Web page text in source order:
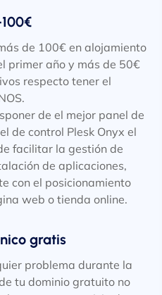
de 100€ en alojamiento
primer año y más de 50€
respecto tener el
de el mejor panel de
de control Plesk Onyx el
facilitar la gestión de
de aplicaciones,
con el posicionamiento
web o tienda online.
gratis
problema durante la
tu dominio gratuito no